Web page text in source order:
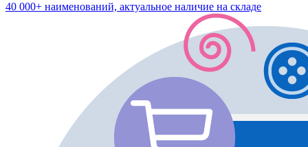
40 000+ наименований, актуальное наличие на складе